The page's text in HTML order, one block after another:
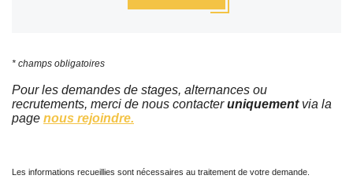
* champs obligatoires
Pour les demandes de stages, alternances ou
recrutements, merci de nous contacteruniquementvia la
page nous rejoindre.
Les informations recueillies sont nécessaires au traitement de votre demande.